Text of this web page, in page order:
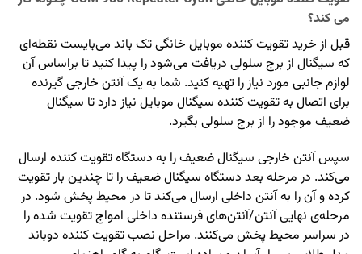
می کند؟
قبل از خرید تقویت کننده موبایل خانگی تک باند می‌بایست نقطه‌ای
که سیگنال از برج سلولی دریافت می‌شود را پیدا کنید تا براساس آن
لوازم جانبی مورد نیاز را تهیه کنید. شما به یک آنتن خارجی گیرنده
برای اتصال به تقویت کننده سیگنال موبایل نیاز دارد تا سیگنال
ضعیف موجود را از برج سلولی بگیرد.
سپس آنتن خارجی سیگنال ضعیف را به دستگاه تقویت کننده ارسال
می‌کند. در مرحله بعد دستگاه سیگنال ضعیف را تا چندین بار تقویت
کرده و آن را به آنتن داخلی ارسال می‌کند تا در محیط پخش شود. در
مرحله‌ی نهایی آنتن/آنتن‌های فرستنده داخلی امواج تقویت شده را
در سراسر محیط پخش می‌کنند. مراحل نصب تقویت کننده دوباند